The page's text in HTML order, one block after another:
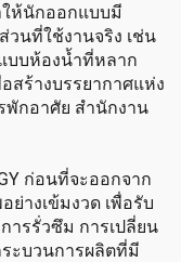
ให้นักออกแบบมี
นที่ใช้งานจริง เช่น
บห้องน้ำที่หลาก
สร้างบรรยากาศแห่ง
พักอาศัย สำนักงาน
ก่อนที่จะออกจาก
างเข้มงวด เพื่อรับ
รรั่วซึม การเปลี่ยน
ะบวนการผลิตที่มี